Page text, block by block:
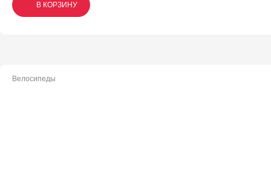
В КОРЗИНУ
В КОРЗИНУ
В КОРЗИНУ
Велосипеды